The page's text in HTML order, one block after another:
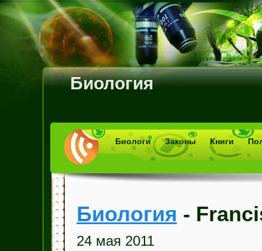
Биология
Биологи Законы Книги
Биология -
24 мая 2011